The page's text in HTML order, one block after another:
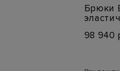
Брюки
98 940